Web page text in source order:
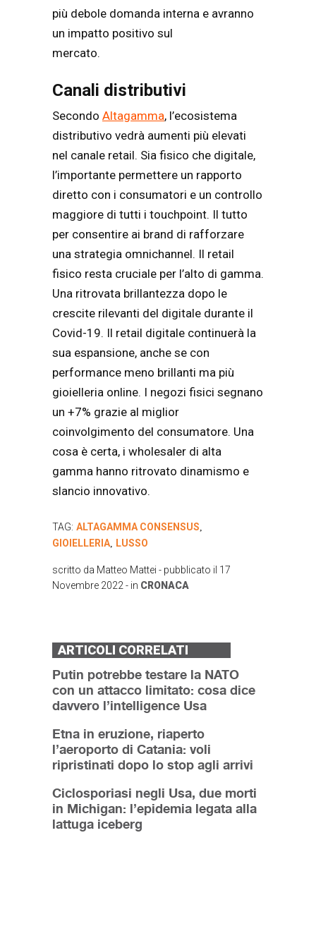
più debole domanda interna e avranno
un impatto positivo sul
mercato.
Canali distributivi
Secondo Altagamma, l’ecosistema
distributivo vedrà aumenti più elevati
nel canale retail. Sia fisico che digitale,
l’importante permettere un rapporto
diretto con i consumatori e un controllo
maggiore di tutti i touchpoint. Il tutto
per consentire ai brand di rafforzare
una strategia omnichannel. Il retail
fisico resta cruciale per l’alto di gamma.
Una ritrovata brillantezza dopo le
crescite rilevanti del digitale durante il
Covid-19. Il retail digitale continuerà la
sua espansione, anche se con
performance meno brillanti ma più
gioielleria online. I negozi fisici segnano
un +7% grazie al miglior
coinvolgimento del consumatore. Una
cosa è certa, i wholesaler di alta
gamma hanno ritrovato dinamismo e
slancio innovativo.
TAG: ALTAGAMMA CONSENSUS
GIOIELLERIA LUSSO
scritto da Matteo Mattei - pubblicato il 17
Novembre 2022 - in CRONACA
ARTICOLI CORRELATI
Putin potrebbe testare la NATO
con un attacco limitato: cosa dice
davvero l’intelligence Usa
Etna in eruzione, riaperto
l’aeroporto di Catania: voli
ripristinati dopo lo stop agli arrivi
Ciclosporiasi negli Usa, due morti
in Michigan: l’epidemia legata alla
lattuga iceberg